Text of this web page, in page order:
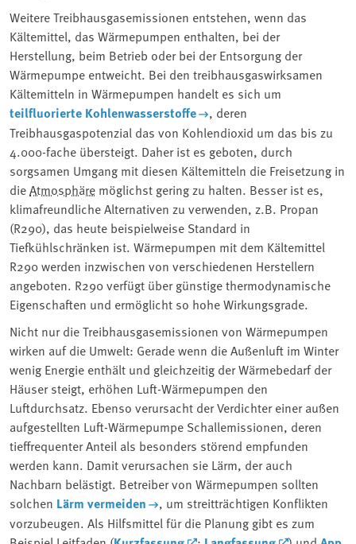
Weitere Treibhausgasemissionen entstehen, wenn das
Kältemittel, das Wärmepumpen enthalten, bei der
Herstellung, beim Betrieb oder bei der Entsorgung der
Wärmepumpe entweicht. Bei den treibhausgaswirksamen
Kältemitteln in Wärmepumpen handelt es sich um
teilfluorierte Kohlenwasserstoffe
, deren
Treibhausgaspotenzial das von Kohlendioxid um das bis zu
4.000-fache übersteigt. Daher ist es geboten, durch
sorgsamen Umgang mit diesen Kältemitteln die Freisetzung in
die ⁠Atmosphäre ⁠ möglichst gering zu halten. Besser ist es,
klimafreundliche Alternativen zu verwenden, z.B. Propan
(R290), das heute beispielweise Standard in
Tiefkühlschränken ist. Wärmepumpen mit dem Kältemittel
R290 werden inzwischen von verschiedenen Herstellern
angeboten. R290 verfügt über günstige thermodynamische
Eigenschaften und ermöglicht so hohe Wirkungsgrade.
Nicht nur die Treibhausgasemissionen von Wärmepumpen
wirken auf die Umwelt: Gerade wenn die Außenluft im Winter
wenig Energie enthält und gleichzeitig der Wärmebedarf der
Häuser steigt, erhöhen Luft-Wärmepumpen den
Luftdurchsatz. Ebenso verursacht der Verdichter einer außen
aufgestellten Luft-Wärmepumpe Schallemissionen, deren
tieffrequenter Anteil als besonders störend empfunden
werden kann. Damit verursachen sie Lärm, der auch
Nachbarn belästigt. Betreiber von Wärmepumpen sollten
solchen Lärm vermeiden
, um streitträchtigen Konflikten
vorzubeugen. Als Hilfsmittel für die Planung gibt es zum